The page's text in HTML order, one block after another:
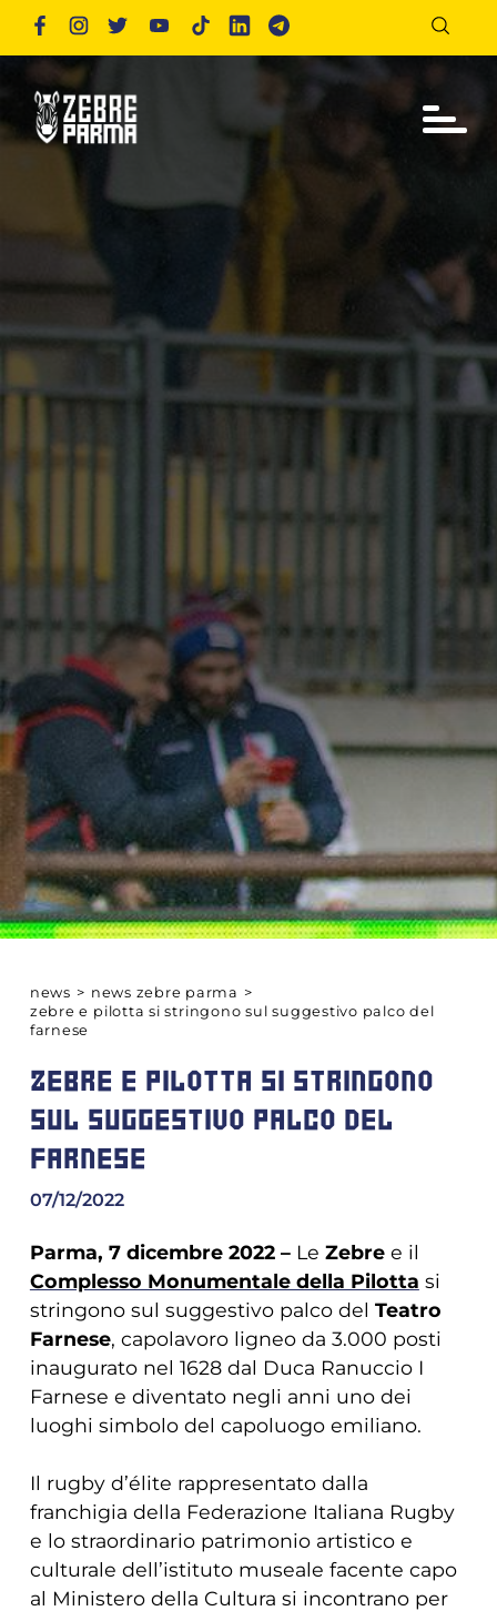
news > news zebre parma >
zebre e pilotta si stringono sul suggestivo palco del
farnese
ZEBRE E PILOTTA SI STRINGONO
SUL SUGGESTIVO PALCO DEL
FARNESE
07/12/2022
Parma, 7 dicembre 2022 –Le Zebree il
Complesso Monumentale della Pilotta si
stringono sul suggestivo palco del Teatro
Farnese, capolavoro ligneo da 3.000 posti
inaugurato nel 1628 dal Duca Ranuccio I
Farnese e diventato negli anni uno dei
luoghi simbolo del capoluogo emiliano.
Il rugby d’élite rappresentato dalla
franchigia della Federazione Italiana Rugby
e lo straordinario patrimonio artistico e
culturale dell’istituto museale facente capo
al Ministero della Cultura si incontrano per